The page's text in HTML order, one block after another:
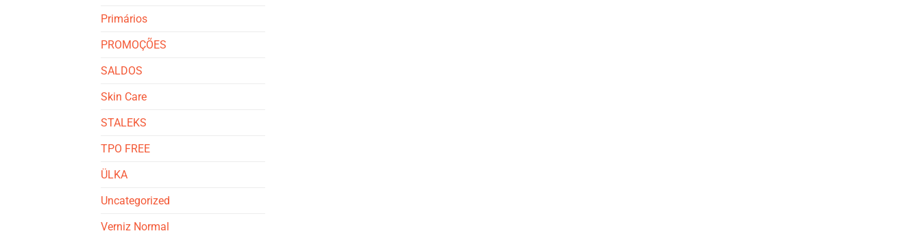
Primários
PROMOÇÕES
SALDOS
Skin Care
STALEKS
TPO FREE
ÜLKA
Uncategorized
Verniz Normal